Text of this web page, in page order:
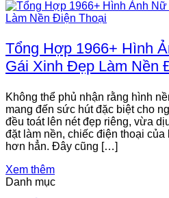
Tổng Hợp 1966+ Hình
Gái Xinh Đẹp Làm Nền
Không thể phủ nhận rằng hình
mang đến sức hút đặc biệt cho
đều toát lên nét đẹp riêng, vừa
đặt làm nền, chiếc điện thoại
hơn hẳn. Đây cũng […]
Xem thêm
Danh mục